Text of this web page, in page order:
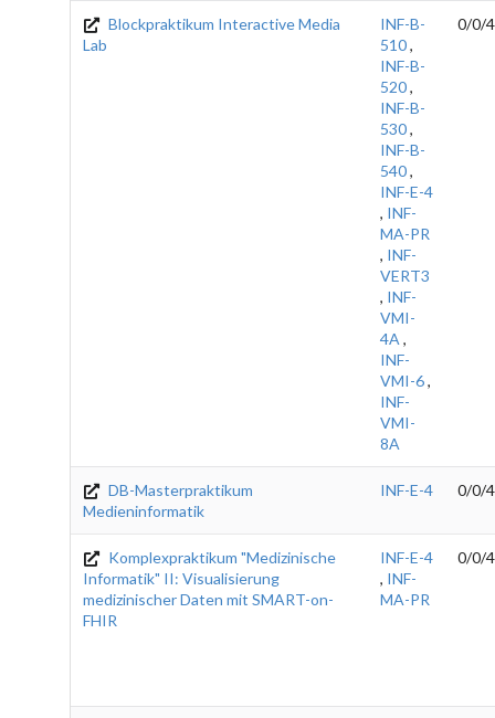
Blockpraktikum Interactive Media
Lab
INF-B-
510,
INF-B-
520,
INF-B-
530,
INF-B-
540,
INF-E-4
, INF-
MA-PR
, INF-
VERT3
, INF-
VMI-
4A ,
INF-
VMI-6,
INF-
VMI-
8A
0/0/4
DB-Masterpraktikum
Medieninformatik
INF-E-4 0/0/4
Komplexpraktikum "Medizinische
Informatik" II: Visualisierung
medizinischer Daten mit SMART-on-
FHIR
INF-E-4
, INF-
MA-PR
0/0/4